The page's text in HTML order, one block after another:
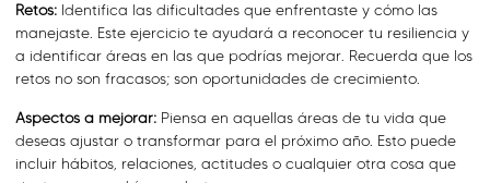
Retos: Identifica las dificultades que enfrentaste y cómo las
manejaste. Este ejercicio te ayudará a reconocer tu resiliencia y
a identificar áreas en las que podrías mejorar. Recuerda que los
retos no son fracasos; son oportunidades de crecimiento.
Aspectos a mejorar: Piensa en aquellas áreas de tu vida que
deseas ajustar o transformar para el próximo año. Esto puede
incluir hábitos, relaciones, actitudes o cualquier otra cosa que